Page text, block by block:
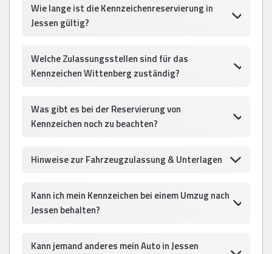
Wie lange ist die Kennzeichenreservierung in
Jessen gültig?
Welche Zulassungsstellen sind für das
Kennzeichen Wittenberg zuständig?
Was gibt es bei der Reservierung von
Kennzeichen noch zu beachten?
Hinweise zur Fahrzeugzulassung & Unterlagen
Kann ich mein Kennzeichen bei einem Umzug nach
Jessen behalten?
Kann jemand anderes mein Auto in Jessen